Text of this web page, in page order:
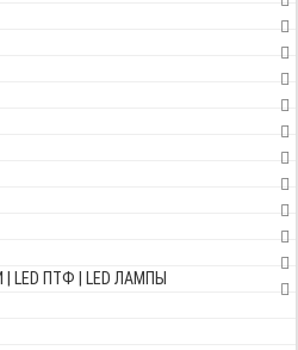
ПТФ | LED ЛАМПЫ